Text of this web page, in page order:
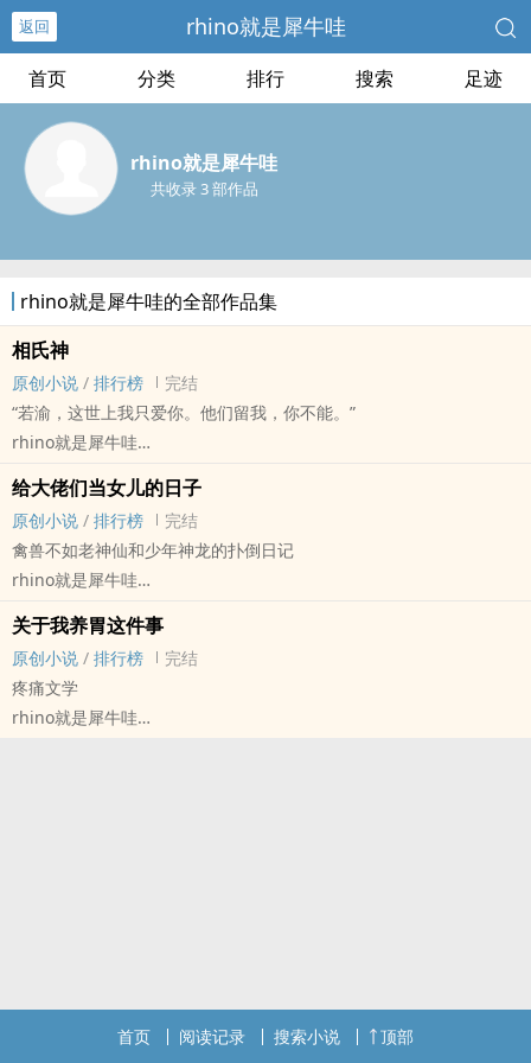
返回 rhino就是犀牛哇
首页 分类 排行 搜索 足迹
rhino就是犀牛哇
共收录 3 部作品
rhino就是犀牛哇的全部作品集
相氏神
原创小说 / 排行榜
完结
“若渝，这世上我只爱你。他们留我，你不能。”
rhino就是犀牛哇
现代 - 神怪志异 - 奇幻 - 第五期征集
给大佬们当女儿的日子
原创小说 / 排行榜
完结
禽兽不如老神仙和少年神龙的扑倒日记
rhino就是犀牛哇
原创小说 - 混合性向 - 中篇 - 完结
多重视角 - HE - 古代 - 年上
仙侠
文案一：我做了梦，梦见自己变成了一条翠绿翠绿的傻龙。哦对了，
我有个比我还傻的爹。他很倒霉，只是想去人间走一走，没成想遇到
“哦？那你找到了吗？”别止又装好一布包的当归，他浅浅笑起来。
关于我养胃这件事
原创小说 / 排行榜
完结
疼痛文学
rhino就是犀牛哇
首页 阅读记录 搜索小说 顶部